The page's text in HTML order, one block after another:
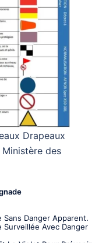
Drapeaux
des
Sans Danger Apparent.
Surveillée Avec Danger